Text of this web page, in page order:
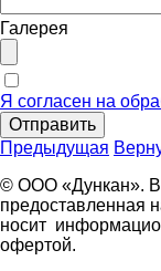
Галерея
Я согласен на
Отправить
Предыдущая
© ООО «Дункан».
предоставленная
носит
офертой.